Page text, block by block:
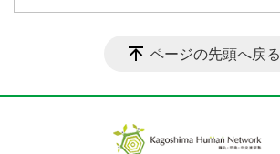
ページの先頭へ戻る